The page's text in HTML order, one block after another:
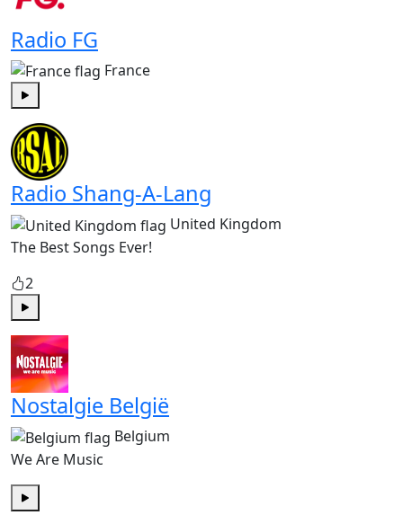
Radio FG
France
Radio Shang-A-Lang
United Kingdom
The Best Songs Ever!
2
Nostalgie België
Belgium
We Are Music